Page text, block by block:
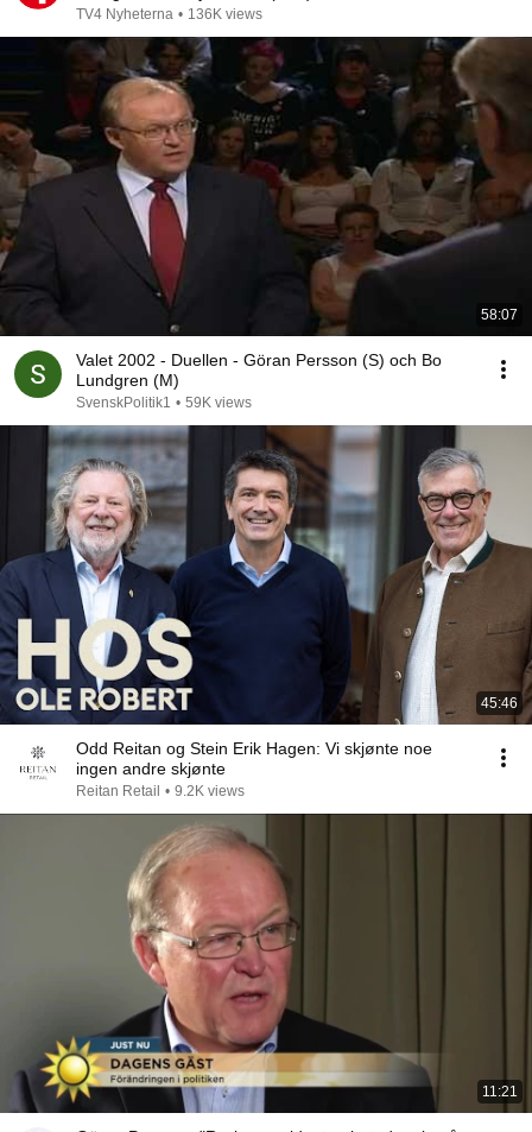
TV4 Nyheterna • 136K views
58:07
Valet 2002 - Duellen - Göran Persson (S) och Bo
Lundgren (M)
SvenskPolitik1 • 59K views
45:46
Odd Reitan og Stein Erik Hagen: Vi skjønte noe
ingen andre skjønte
Reitan Retail • 9.2K views
11:21